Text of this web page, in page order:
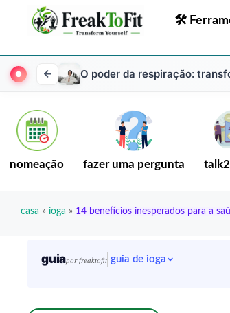
🛠
O poder da respiração:
nomeação fazer uma pergunta
casa » ioga » 14 benefícios inesperados para a
guiapor freaktofit guia de ioga